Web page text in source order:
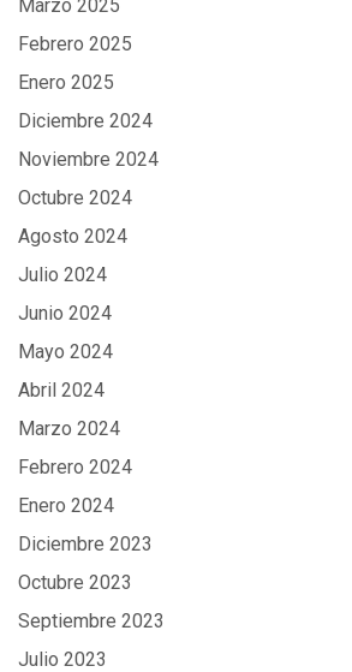
Marzo 2025
Febrero 2025
Enero 2025
Diciembre 2024
Noviembre 2024
Octubre 2024
Agosto 2024
Julio 2024
Junio 2024
Mayo 2024
Abril 2024
Marzo 2024
Febrero 2024
Enero 2024
Diciembre 2023
Octubre 2023
Septiembre 2023
Julio 2023